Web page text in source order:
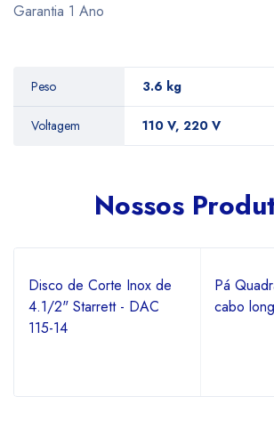
Garantia 1 Ano
Peso 3.6 kg
Voltagem 110 V, 220 V
Nossos
Disco de Corte Inox de
4.1/2" Starrett - DAC
115-14
Pá
cabo